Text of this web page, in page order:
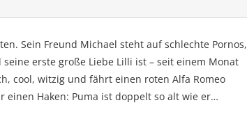
Sein Freund Michael steht auf schlechte Pornos,
erste große Liebe Lilli ist – seit einem Monat
cool, witzig und fährt einen roten Alfa Romeo
einen Haken: Puma ist doppelt so alt wie er…